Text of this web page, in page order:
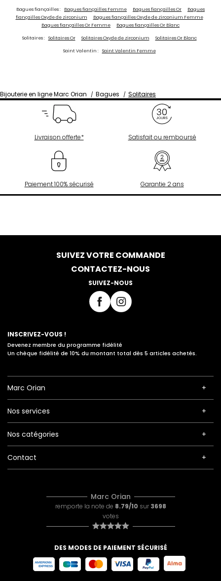
Bagues fiançailles : Bagues fiançailles Femme Bagues fiançailles Or
Bagues
fiançailles Oxyde de zirconium
Bagues fiançailles Oxyde de zirconium Femme
Bagues fiançailles Or Femme
Bagues fiançailles Or Blanc
Solitaires : Solitaires Or Solitaires Oxyde de zirconium Solitaires Or Blanc
Saint Valentin : Saint Valentin Femme
Bijouterie en ligne Marc Orian Bagues Solitaires
Livraison offerte* Satisfait ou remboursé
Paiement 100% sécurisé Garantie 2 ans
SUIVEZ VOTRE COMMANDE
CONTACTEZ-NOUS
SUIVEZ-NOUS
INSCRIVEZ-VOUS !
Devenez membre du programme fidélité
Un chèque fidélité de 10% du montant total dès 5 articles achetés.
Marc Orian
Nos services
Nos catégories
Contact
Marc Orian
remporte la note de 8.79/10 sur 3698
votes
DES MODES DE PAIEMENT SÉCURISÉ